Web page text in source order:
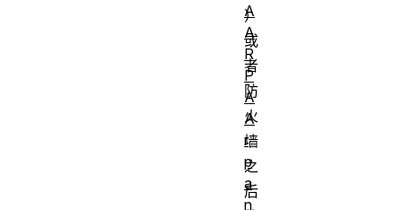
）
或
者
防
火
墙
之
后
A
A
R
P
A
A
r
p
a
n